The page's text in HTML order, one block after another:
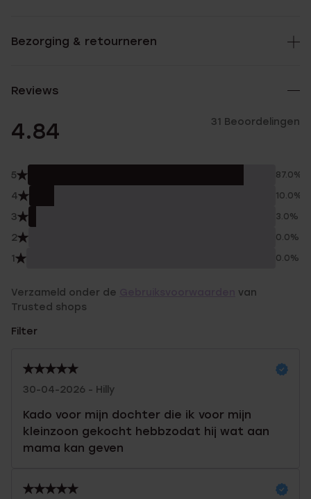
Bezorging & retourneren
Reviews
4.84 31 Beoordelingen
5 87.0%
4 10.0%
3 3.0%
2 0.0%
1 0.0%
Verzameld onder de
van
Trusted shops
Filter
30-04-2026 - Hilly
Kado voor mijn dochter die ik voor mijn
kleinzoon gekocht hebbzodat hij wat aan
mama kan geven